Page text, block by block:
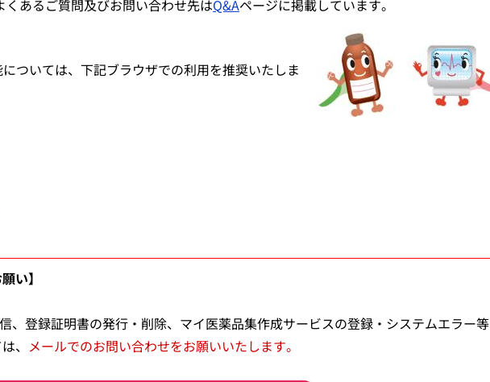
あるご質問及びお問い合わせ先はQ&Aページに掲載しています。
については、下記ブラウザでの利用を推奨いたしま
い】
、登録証明書の発行・削除、マイ医薬品集作成サービスの登録・システムエラー
、 メールでのお問い合わせをお願いいたします。